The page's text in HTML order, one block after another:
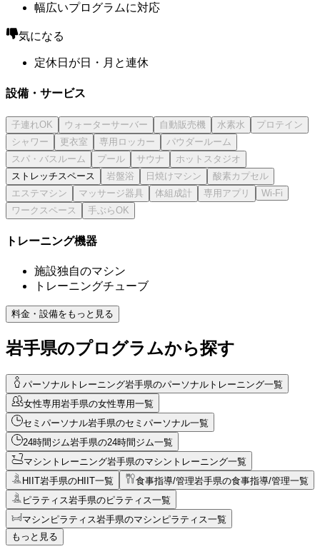
幅広いプログラムに対応
気になる
定休日が日・月と連休
設備・サービス
ストレッチスペース
トレーニング機器
施設独自のマシン
トレーニングチューブ
料金・設備をもっと見る
岩手県のプログラムから探す
パーソナルトレーニング岩手県のパーソナルトレーニング一覧
女性専用岩手県の女性専用一覧
セミパーソナル岩手県のセミパーソナル一覧
24時間ジム岩手県の24時間ジム一覧
マシントレーニング岩手県のマシントレーニング一覧
HIIT岩手県のHIIT一覧 食事指導/管理岩手県の食事指導/管理一覧
ピラティス岩手県のピラティス一覧
マシンピラティス岩手県のマシンピラティス一覧
もっと見る